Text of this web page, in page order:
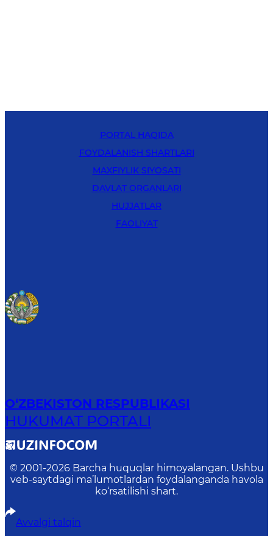
PORTAL HAQIDA
FOYDALANISH SHARTLARI
MAXFIYLIK SIYOSATI
DAVLAT ORGANLARI
HUJJATLAR
FAOLIYAT
O‘ZBEKISTON RESPUBLIKASI
HUKUMAT PORTALI
© 2001-2026 Barcha huquqlar himoyalangan. Ushbu
veb-saytdagi ma’lumotlardan foydalanganda havola
ko‘rsatilishi shart.
Avvalgi talqin